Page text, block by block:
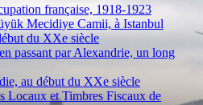
française, 1918-1923
Mecidiye Camii, à Istanbul
du XXe siècle
passant par Alexandrie, un long
au début du XXe siècle
Locaux et Timbres Fiscaux de